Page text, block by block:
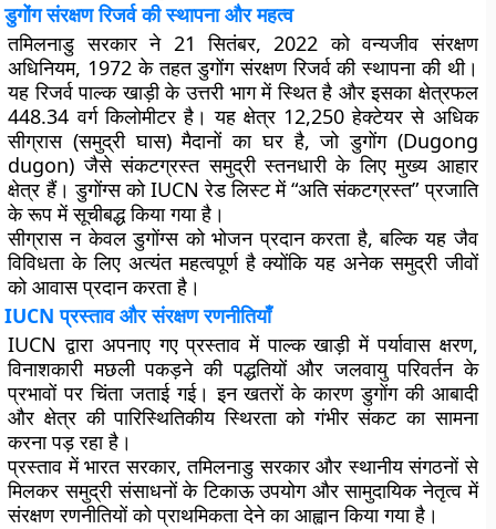
डुगोंग संरक्षण रिजर्व की स्थापना और महत्व
तमिलनाडु सरकार ने 21 सितंबर, 2022 कोवन्यजीव संरक्षण
अधिनियम, 1972 के तहतडुगोंग संरक्षण रिजर्वकी स्थापना की थी।
यह रिजर्व पाल्क खाड़ी के उत्तरी भाग में स्थित है और इसका क्षेत्रफल
448.34 वर्ग किलोमीटर है। यह क्षेत्र 12,250 हेक्टेयर से अधिक
सीग्रास (समुद्री घास) मैदानोंका घर है, जो डुगोंग (Dugong
dugon) जैसे संकटग्रस्त समुद्री स्तनधारी के लिए मुख्य आहार
क्षेत्र हैं। डुगोंग्स को IUCN रेड लिस्ट में “अति संकटग्रस्त” प्रजाति
के रूप में सूचीबद्ध किया गया है।
सीग्रास न केवल डुगोंग्स को भोजन प्रदान करता है, बल्कि यह जैव
विविधता के लिए अत्यंत महत्वपूर्ण है क्योंकि यह अनेक समुद्री जीवों
को आवास प्रदान करता है।
IUCN प्रस्ताव और संरक्षण रणनीतियाँ
IUCN द्वारा अपनाए गए प्रस्ताव में पाल्क खाड़ी मेंपर्यावास क्षरण,
विनाशकारी मछली पकड़ने की पद्धतियों और जलवायु परिवर्तनके
प्रभावों पर चिंता जताई गई। इन खतरों के कारण डुगोंग की आबादी
और क्षेत्र की पारिस्थितिकीय स्थिरता को गंभीर संकट का सामना
करना पड़ रहा है।
प्रस्ताव में भारत सरकार, तमिलनाडु सरकार और स्थानीय संगठनों से
मिलकरसमुद्री संसाधनों के टिकाऊ उपयोग और सामुदायिक नेतृत्व में
संरक्षण रणनीतियोंको प्राथमिकता देने का आह्वान किया गया है।